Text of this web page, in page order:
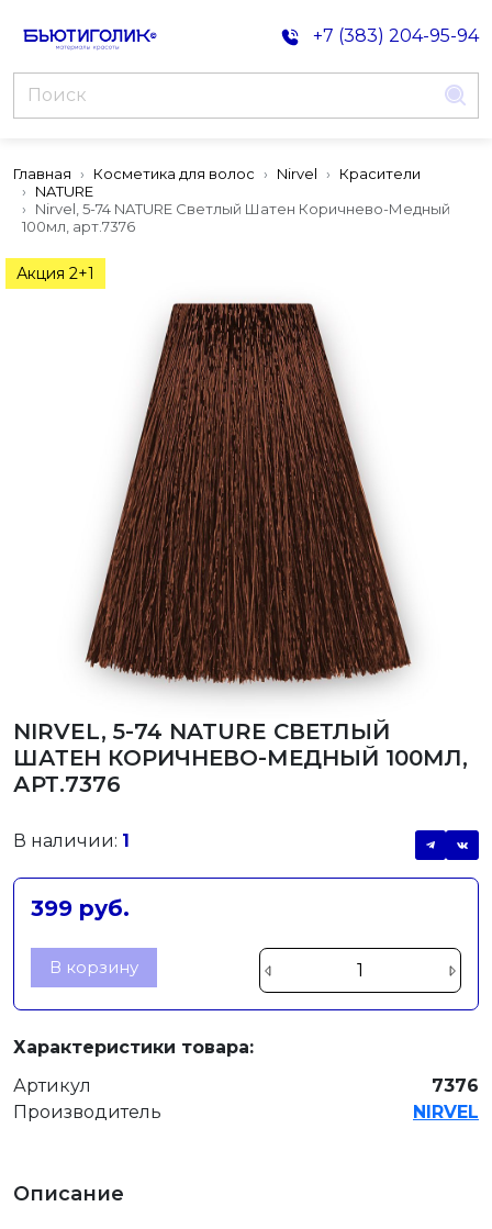
+7 (383) 204-95-94
Главная Косметика для волос Nirvel
Красители
NATURE
Nirvel, 5-74 NATURE Светлый Шатен Коричнево-Медный
100мл, арт.7376
Акция 2+1
NIRVEL, 5-74 NATURE СВЕТЛЫЙ
ШАТЕН КОРИЧНЕВО-МЕДНЫЙ 100МЛ,
АРТ.7376
В наличии: 1
399 руб.
В корзину
Характеристики товара:
Артикул
7376
Производитель
NIRVEL
Описание